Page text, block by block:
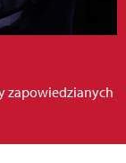
zapowiedzianych